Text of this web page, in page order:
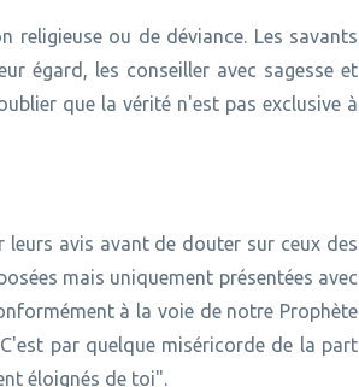
ou de déviance. Les savants
égard, les conseiller avec sagesse et
que la vérité n'est pas exclusive à
avis avant de douter sur ceux des
mais uniquement présentées avec
à la voie de notre Prophète
par quelque miséricorde de la part
éloignés de toi".